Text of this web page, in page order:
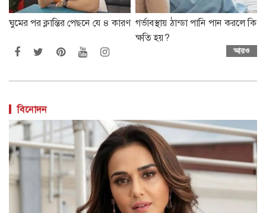
ঘুমের পর ক্লান্তির পেছনে যে ৪ কারণ গর্ভাবস্থায় ঠান্ডা পানি পান করলে কি
ক্ষতি হয়?
আরও
বিনোদন